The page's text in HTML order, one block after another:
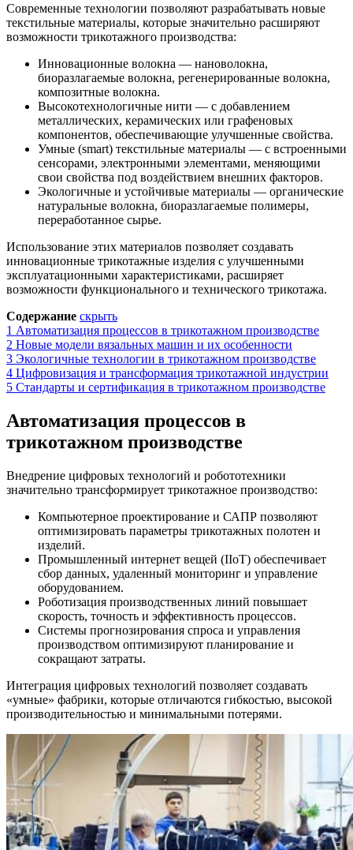
Современные технологии позволяют разрабатывать новые
текстильные материалы, которые значительно расширяют
возможности трикотажного производства:
Инновационные волокна — нановолокна,
биоразлагаемые волокна, регенерированные волокна,
композитные волокна.
Высокотехнологичные нити — с добавлением
металлических, керамических или графеновых
компонентов, обеспечивающие улучшенные свойства.
Умные (smart) текстильные материалы — с встроенными
сенсорами, электронными элементами, меняющими
свои свойства под воздействием внешних факторов.
Экологичные и устойчивые материалы — органические
натуральные волокна, биоразлагаемые полимеры,
переработанное сырье.
Использование этих материалов позволяет создавать
инновационные трикотажные изделия с улучшенными
эксплуатационными характеристиками, расширяет
возможности функционального и технического трикотажа.
Содержание скрыть
1 Автоматизация процессов в трикотажном производстве
2 Новые модели вязальных машин и их особенности
3 Экологичные технологии в трикотажном производстве
4 Цифровизация и трансформация трикотажной индустрии
5 Стандарты и сертификация в трикотажном производстве
Автоматизация процессов в
трикотажном производстве
Внедрение цифровых технологий и робототехники
значительно трансформирует трикотажное производство:
Компьютерное проектирование и САПР позволяют
оптимизировать параметры трикотажных полотен и
изделий.
Промышленный интернет вещей (IIoT) обеспечивает
сбор данных, удаленный мониторинг и управление
оборудованием.
Роботизация производственных линий повышает
скорость, точность и эффективность процессов.
Системы прогнозирования спроса и управления
производством оптимизируют планирование и
сокращают затраты.
Интеграция цифровых технологий позволяет создавать
«умные» фабрики, которые отличаются гибкостью, высокой
производительностью и минимальными потерями.